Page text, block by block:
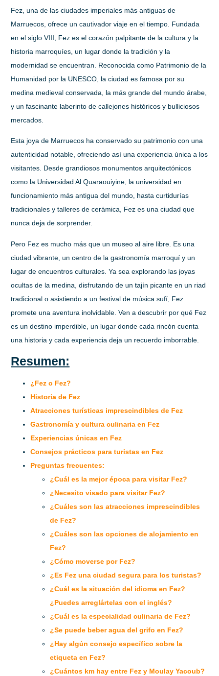
Fez, una de las ciudades imperiales más antiguas de
Marruecos, ofrece un cautivador viaje en el tiempo. Fundada
en el siglo VIII, Fez es el corazón palpitante de la cultura y la
historia marroquíes, un lugar donde la tradición y la
modernidad se encuentran. Reconocida como Patrimonio de la
Humanidad por la UNESCO, la ciudad es famosa por su
medina medieval conservada, la más grande del mundo árabe,
y un fascinante laberinto de callejones históricos y bulliciosos
mercados.
Esta joya de Marruecos ha conservado su patrimonio con una
autenticidad notable, ofreciendo así una experiencia única a los
visitantes. Desde grandiosos monumentos arquitectónicos
como la Universidad Al Quaraouiyine, la universidad en
funcionamiento más antigua del mundo, hasta curtidurías
tradicionales y talleres de cerámica, Fez es una ciudad que
nunca deja de sorprender.
Pero Fez es mucho más que un museo al aire libre. Es una
ciudad vibrante, un centro de la gastronomía marroquí y un
lugar de encuentros culturales. Ya sea explorando las joyas
ocultas de la medina, disfrutando de un tajín picante en un riad
tradicional o asistiendo a un festival de música sufí, Fez
promete una aventura inolvidable. Ven a descubrir por qué Fez
es un destino imperdible, un lugar donde cada rincón cuenta
una historia y cada experiencia deja un recuerdo imborrable.
Resumen:
¿Fez o Fez?
Historia de Fez
Atracciones turísticas imprescindibles de Fez
Gastronomía y cultura culinaria en Fez
Experiencias únicas en Fez
Consejos prácticos para turistas en Fez
Preguntas frecuentes:
¿Cuál es la mejor época para visitar Fez?
¿Necesito visado para visitar Fez?
¿Cuáles son las atracciones imprescindibles
de Fez?
¿Cuáles son las opciones de alojamiento en
Fez?
¿Cómo moverse por Fez?
¿Es Fez una ciudad segura para los turistas?
¿Cuál es la situación del idioma en Fez?
¿Puedes arreglártelas con el inglés?
¿Cuál es la especialidad culinaria de Fez?
¿Se puede beber agua del grifo en Fez?
¿Hay algún consejo específico sobre la
etiqueta en Fez?
¿Cuántos km hay entre Fez y Moulay Yacoub?